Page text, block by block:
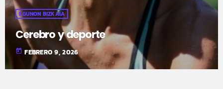
EGUNON BIZKAIA
Cerebro y deporte
today FEBRERO 9, 2026